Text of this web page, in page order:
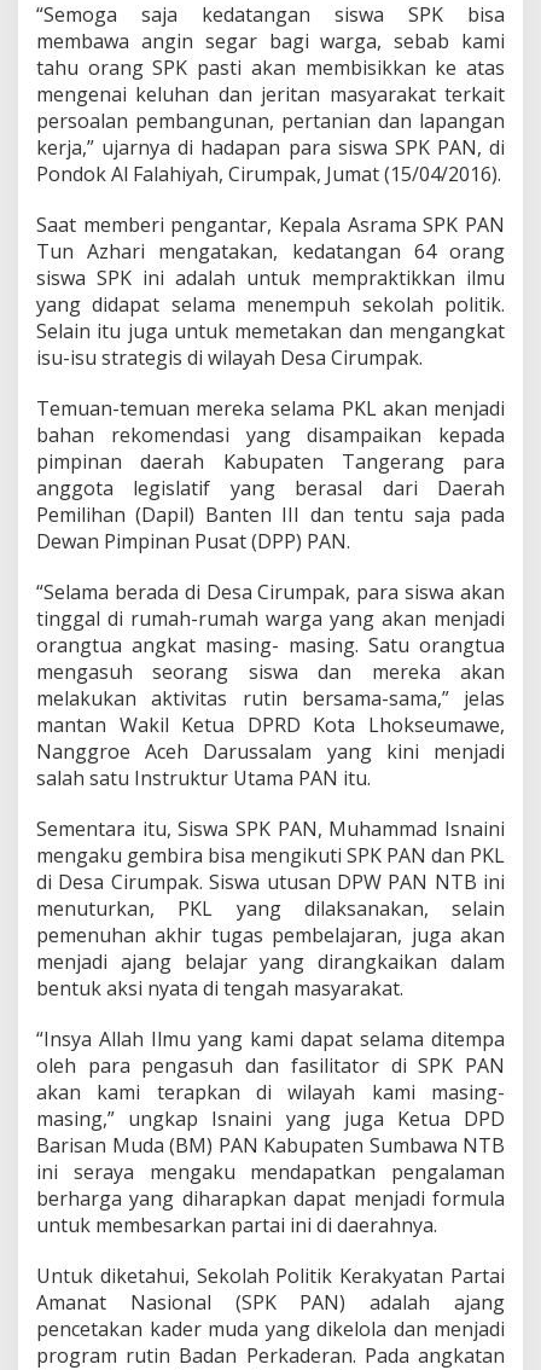
s
o
a
l
n
M
a
a
r
a
k
a
t
“Semoga saja kedatangan siswa SPK bisa
membawa angin segar bagi warga, sebab kami
tahu orang SPK pasti akan membisikkan ke atas
mengenai keluhan dan jeritan masyarakat terkait
persoalan pembangunan, pertanian dan lapangan
kerja,” ujarnya di hadapan para siswa SPK PAN, di
Pondok Al Falahiyah, Cirumpak, Jumat (15/04/2016).
Saat memberi pengantar, Kepala Asrama SPK PAN
Tun Azhari mengatakan, kedatangan 64 orang
siswa SPK ini adalah untuk mempraktikkan ilmu
yang didapat selama menempuh sekolah politik.
Selain itu juga untuk memetakan dan mengangkat
isu-isu strategis di wilayah Desa Cirumpak.
Temuan-temuan mereka selama PKL akan menjadi
bahan rekomendasi yang disampaikan kepada
pimpinan daerah Kabupaten Tangerang para
anggota legislatif yang berasal dari Daerah
Pemilihan (Dapil) Banten III dan tentu saja pada
Dewan Pimpinan Pusat (DPP) PAN.
“Selama berada di Desa Cirumpak, para siswa akan
tinggal di rumah-rumah warga yang akan menjadi
orangtua angkat masing- masing. Satu orangtua
mengasuh seorang siswa dan mereka akan
melakukan aktivitas rutin bersama-sama,” jelas
mantan Wakil Ketua DPRD Kota Lhokseumawe,
Nanggroe Aceh Darussalam yang kini menjadi
salah satu Instruktur Utama PAN itu.
Sementara itu, Siswa SPK PAN, Muhammad Isnaini
mengaku gembira bisa mengikuti SPK PAN dan PKL
di Desa Cirumpak. Siswa utusan DPW PAN NTB ini
menuturkan, PKL yang dilaksanakan, selain
pemenuhan akhir tugas pembelajaran, juga akan
menjadi ajang belajar yang dirangkaikan dalam
bentuk aksi nyata di tengah masyarakat.
“Insya Allah Ilmu yang kami dapat selama ditempa
oleh para pengasuh dan fasilitator di SPK PAN
akan kami terapkan di wilayah kami masing-
masing,” ungkap Isnaini yang juga Ketua DPD
Barisan Muda (BM) PAN Kabupaten Sumbawa NTB
ini seraya mengaku mendapatkan pengalaman
berharga yang diharapkan dapat menjadi formula
untuk membesarkan partai ini di daerahnya.
Untuk diketahui, Sekolah Politik Kerakyatan Partai
Amanat Nasional (SPK PAN) adalah ajang
pencetakan kader muda yang dikelola dan menjadi
program rutin Badan Perkaderan. Pada angkatan